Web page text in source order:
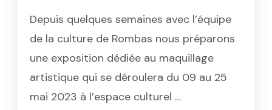
MAQUILLAGE
À
ESPACE
DE
Depuis quelques semaines avec l’équipe
de la culture de Rombas nous préparons
une exposition dédiée au maquillage
artistique qui se déroulera du 09 au 25
mai 2023 à l’espace culturel …